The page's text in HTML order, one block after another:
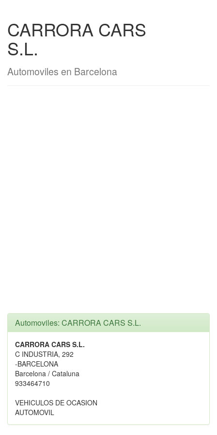
CARRORA CARS
S.L.
Automoviles en Barcelona
Automoviles: CARRORA CARS S.L.
CARRORA CARS S.L.
C INDUSTRIA, 292
-BARCELONA
Barcelona / Cataluna
933464710
VEHICULOS DE OCASION
AUTOMOVIL